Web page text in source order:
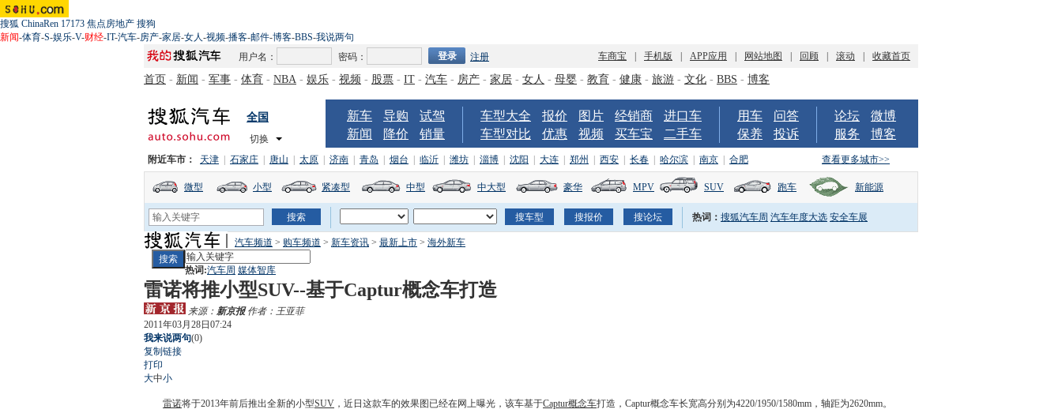
搜狐 ChinaRen 17173 焦点房地产 搜狗
新闻-体育-S-娱乐-V-财经-IT-汽车-房产-家居-女人-视频-播客-邮件-博客-BBS-我说两句
用户名：
密码： 注册 车商宝 手机版 APP应用 网站地图 回顾 滚动 收藏首页
首页 - 新闻 - 军事 - 体育 - NBA - 娱乐 - 视频 - 股票 - IT - 汽车 - 房产 - 家居 - 女人 - 母婴 - 教育 - 健康 - 旅游 - 文化 - BBS - 博客
全国
切换
新车 导购
试驾
新闻
降价 销量
车型大全 报价 图片 经销商
进口车
车型对比
优惠 视频 买车宝 二手车
用车
问答
保养
投诉
论坛
微博
服务
博客
查看更多城市>>
附近车市： 天津 石家庄 唐山 太原 济南 青岛 烟台 临沂 潍坊 淄博 沈阳 大连 郑州 西安 长春 哈尔滨 南京 合肥
微型 小型 紧凑型 中型 中大型 豪华 MPV SUV 跑车 新能源
热词： 搜狐汽车周 汽车年度大选 安全车展
汽车频道 > 购车频道 > 新车资讯 > 最新上市 > 海外新车
热词:汽车周 媒体智库
雷诺将推小型SUV--基于Captur概念车打造
来源：新京报作者：王亚菲
2011年03月28日07:24
我来说两句(0)
复制链接
打印
大中小
雷诺将于2013年前后推出全新的小型SUV ，近日这款车的效果图已经在网上曝光，该车基于Captur概念车打造， Captur概念车长宽高分别为4220/1950/1580mm，轴距为2620mm。